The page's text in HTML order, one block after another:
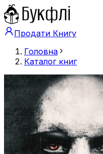
Продати Книгу
Головна
Каталог книг